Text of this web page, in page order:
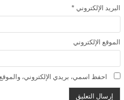
البريد الإلكتروني *
الموقع الإلكتروني
احفظ اسمي، بريدي الإلكتروني،